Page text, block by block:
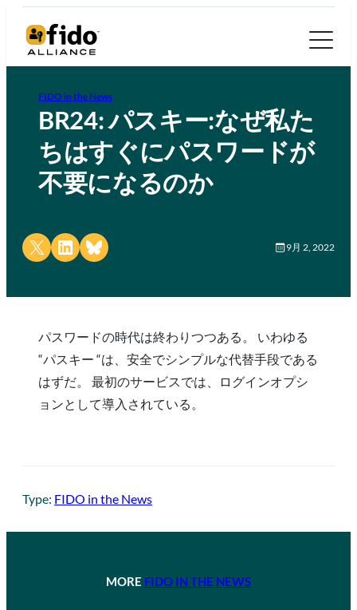
FIDO in the News
BR24: パスキー:なぜ私た
ちはすぐにパスワードが
不要になるのか
Share on X Share on LinkedIn
Share on Bluesky 9月 2, 2022
パスワードの時代は終わりつつある。 いわゆる
“パスキー “は、安全でシンプルな代替手段である
はずだ。 最初のサービスでは、ログインオプシ
ョンとして導入されている。
Type: FIDO in the News
MORE FIDO IN THE NEWS